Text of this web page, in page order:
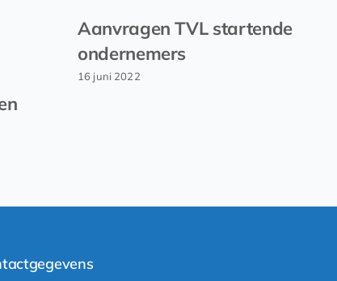
Aanvragen TVL startende
ondernemers
16 juni 2022